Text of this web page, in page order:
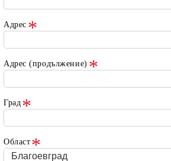
Адрес
Адрес (продължение)
Град
Област